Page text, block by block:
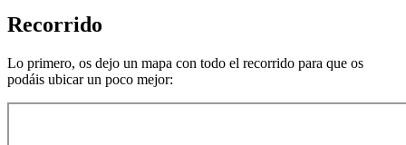
Recorrido
Lo primero, os dejo un mapa con todo el recorrido para que os
podáis ubicar un poco mejor: